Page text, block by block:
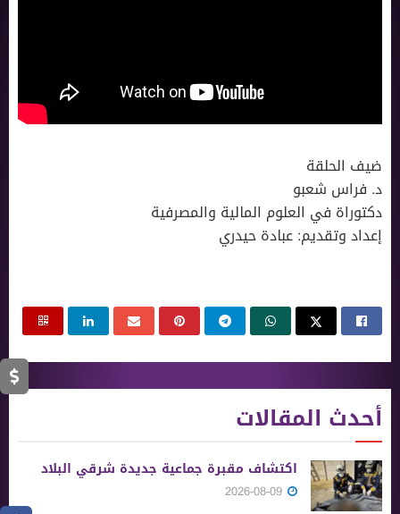
ضيف الحلقة
د. فراس شعبو
دكتوراة في العلوم المالية والمصرفية
إعداد وتقديم: عبادة حيدري
أحدث المقالات
اكتشاف مقبرة جماعية جديدة شرقي البلاد